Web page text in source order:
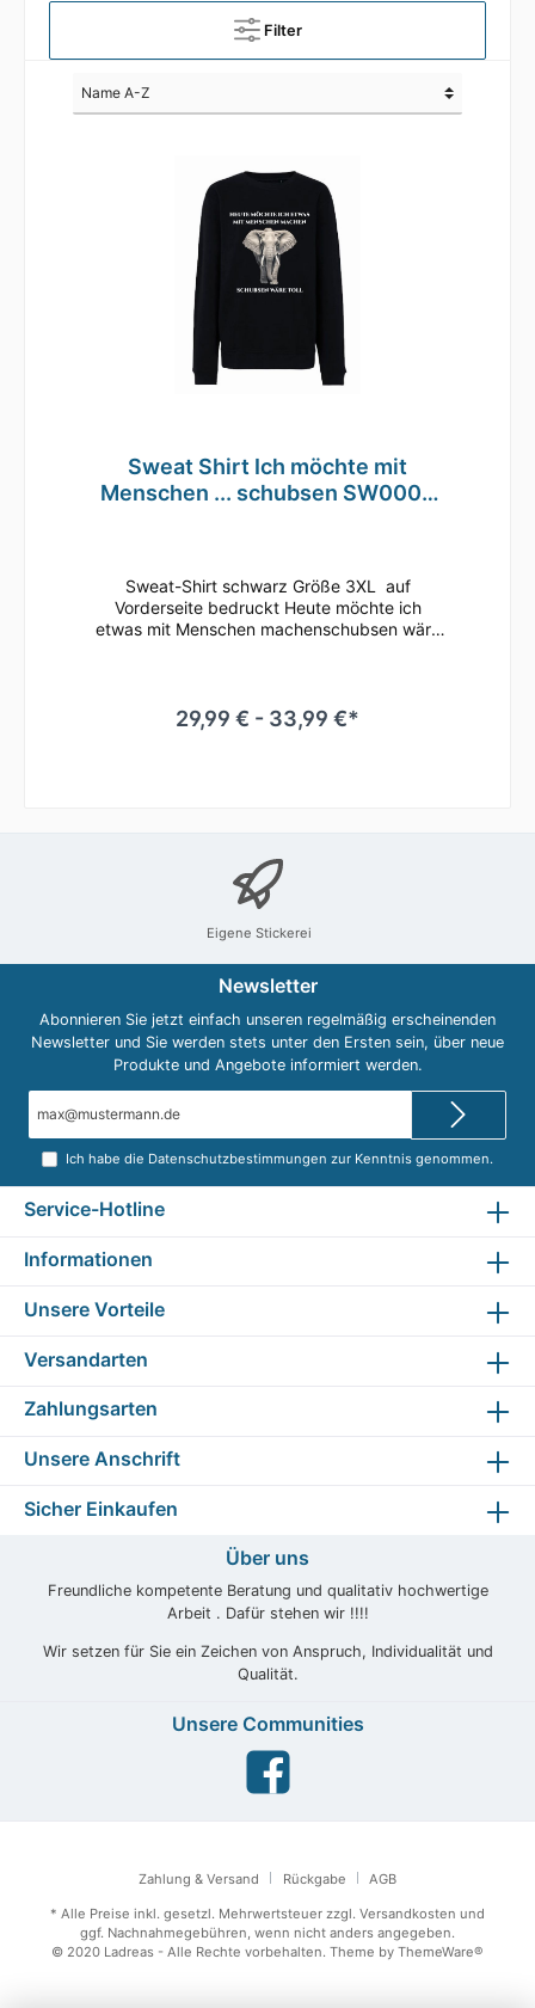
Filter
Sweat Shirt Ich möchte mit
Menschen ... schubsen SW0002
Sweat-Shirt schwarz Größe 3XL auf
Vorderseite bedruckt Heute möchte ich
etwas mit Menschen machenschubsen wäre
Material für eine optimale Druckqualität
Waschbar 40°C Material 65% Baumwolle,
29,99 € - 33,99 €*
Eigene Stickerei
Newsletter
Abonnieren Sie jetzt einfach unseren regelmäßig erscheinenden
Newsletter und Sie werden stets unter den Ersten sein, über neue
Produkte und Angebote informiert werden.
Adresse*
Ich habe die Datenschutzbestimmungen zur Kenntnis genommen.
Service-Hotline
Informationen
Unsere Vorteile
Versandarten
Zahlungsarten
Unsere Anschrift
Sicher Einkaufen
Über uns
Freundliche kompetente Beratung und qualitativ hochwertige
Arbeit . Dafür stehen wir !!!!
Wir setzen für Sie ein Zeichen von Anspruch, Individualität und
Qualität.
Unsere Communities
Zahlung & Versand Rückgabe AGB
* Alle Preise inkl. gesetzl. Mehrwertsteuer zzgl. Versandkosten und
ggf. Nachnahmegebühren, wenn nicht anders angegeben.
© 2020 Ladreas - Alle Rechte vorbehalten. Theme by ThemeWare®